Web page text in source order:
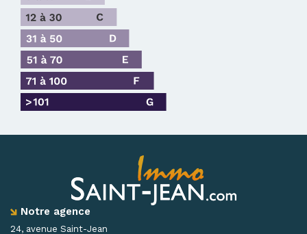
Notre agence
24, avenue Saint-Jean